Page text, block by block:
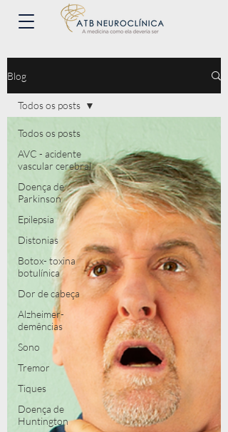
Blog
Todos os posts
AVC - acidente
vascular cerebral
Doença de
Parkinson
Epilepsia
Distonias
Botox- toxina
botulínica
Dor de cabeça
Alzheimer-
demências
Sono
Tremor
Tiques
Doença de
Huntington
Todos os posts